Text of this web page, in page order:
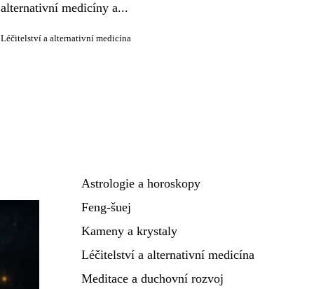
alternativní medicíny a...
Léčitelství a alternativní medicína
Astrologie a horoskopy
Feng-šuej
Kameny a krystaly
Léčitelství a alternativní medicína
Meditace a duchovní rozvoj